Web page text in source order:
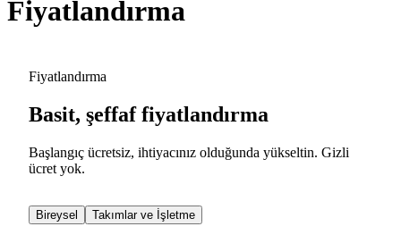
Fiyatlandırma
Fiyatlandırma
Basit, şeffaf fiyatlandırma
Başlangıç ücretsiz, ihtiyacınız olduğunda yükseltin. Gizli
ücret yok.
Bireysel Takımlar ve İşletme